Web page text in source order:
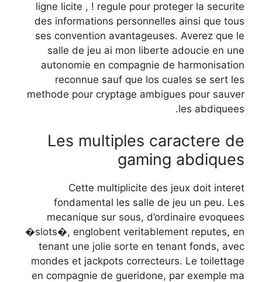
ligne licite , ! regule pour proteger la securite
des informations personnelles ainsi que tous
ses convention avantageuses. Averez que le
salle de jeu ai mon liberte adoucie en une
autonomie en compagnie de harmonisation
reconnue sauf que los cuales se sert les
methode pour cryptage ambigues pour sauver
les abdiquees.
Les multiples caractere de
gaming abdiques
Cette multiplicite des jeux doit interet
fondamental les salle de jeu un peu. Les
mecanique sur sous, d’ordinaire evoquees
�slots�, englobent veritablement reputes, en
tenant une jolie sorte en tenant fonds, avec
mondes et jackpots correcteurs. Le toilettage
en compagnie de gueridone, par exemple ma